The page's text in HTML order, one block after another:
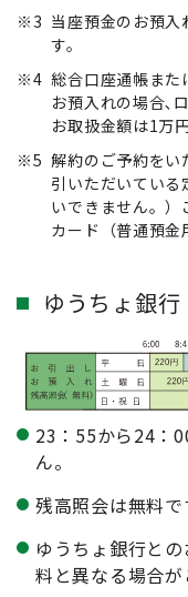
※3 当座預金のお預
す。
※4 総合口座通帳また
お預入れの場合､
お取扱金額は1万
※5 解約のご予約をい
引いただいている
いできません。）
カード（普通預金
ゆうちょ銀行
23：55から24：
ん。
残高照会は無料で
ゆうちょ銀行と
料と異なる場合が